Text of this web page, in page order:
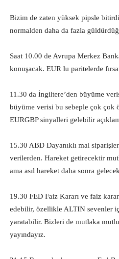
Bizim de zaten yüksek pipsle
normalden daha da fazla
Saat 10.00 de Avrupa Merkez
konuşacak. EUR lu paritelerde
11.30 da İngiltere’den büyüme
büyüme verisi bu sebeple çok çok
EURGBP sinyalleri gelebilir
15.30 ABD Dayanıklı mal
verilerden. Hareket getirecektir
ama asıl hareket daha sonra
19.30 FED Faiz Kararı ve faiz
edebilir, özellikle ALTIN sevenler
yaratabilir. Bizleri de mutlaka
yayındayız.